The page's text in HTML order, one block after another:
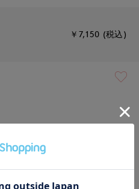
￥7,150 (税込)